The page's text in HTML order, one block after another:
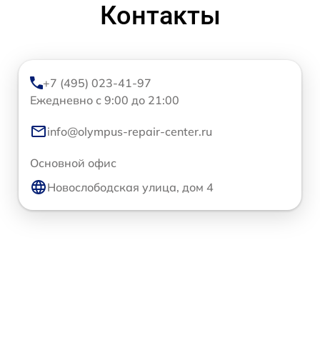
Контакты
+7 (495) 023-41-97
Ежедневно с 9:00 до 21:00
info@olympus-repair-center.ru
Основной офис
Новослободская улица, дом 4